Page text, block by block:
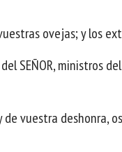
ovejas; y los
SEÑOR, ministros
vuestra deshonra,